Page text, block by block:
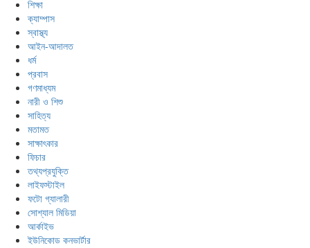
শিক্ষা
ক্যাম্পাস
স্বাস্থ্য
আইন-আদালত
ধর্ম
প্রবাস
গণমাধ্যম
নারী ও শিশু
সাহিত্য
মতামত
সাক্ষাৎকার
ফিচার
তথ্যপ্রযুক্তি
লাইফস্টাইল
ফটো গ্যালারী
সোশ্যাল মিডিয়া
আর্কাইভ
ইউনিকোড কনভার্টার